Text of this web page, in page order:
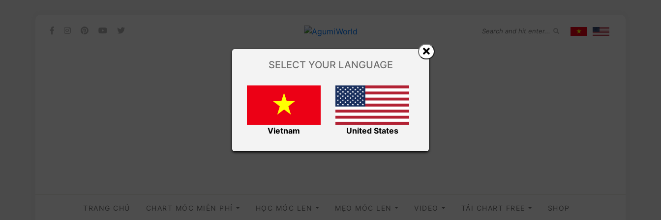
TRANG CHỦ CHART MÓC MIỄN PHÍ HỌC MÓC LEN MẸO MÓC LEN VIDEO TẢI CHART FREE SHOP
SELECT YOUR LANGUAGE
Vietnam United States